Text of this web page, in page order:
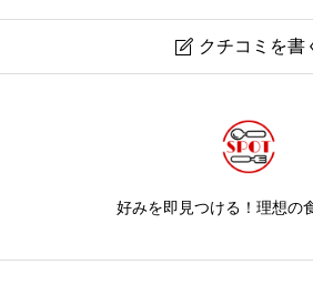
 クチコミを書
好みを即見つける！理想の